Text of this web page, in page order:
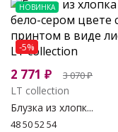
НОВИНКА
-5%
2 771 ₽ 3 070₽
LT collection
Блузка из хлопк...
48 50 52 54